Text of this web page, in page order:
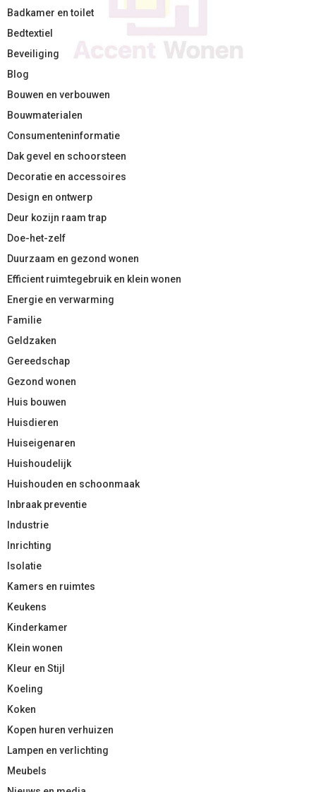
Badkamer en toilet
Bedtextiel
Beveiliging
Blog
Bouwen en verbouwen
Bouwmaterialen
Consumenteninformatie
Dak gevel en schoorsteen
Decoratie en accessoires
Design en ontwerp
Deur kozijn raam trap
Doe-het-zelf
Duurzaam en gezond wonen
Efficient ruimtegebruik en klein wonen
Energie en verwarming
Familie
Geldzaken
Gereedschap
Gezond wonen
Huis bouwen
Huisdieren
Huiseigenaren
Huishoudelijk
Huishouden en schoonmaak
Inbraak preventie
Industrie
Inrichting
Isolatie
Kamers en ruimtes
Keukens
Kinderkamer
Klein wonen
Kleur en Stijl
Koeling
Koken
Kopen huren verhuizen
Lampen en verlichting
Meubels